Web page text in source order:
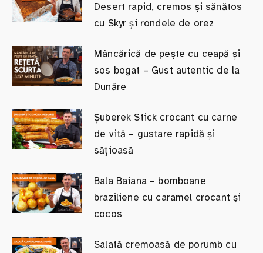
Desert rapid, cremos și sănătos
cu Skyr și rondele de orez
Mâncărică de pește cu ceapă și
sos bogat – Gust autentic de la
Dunăre
Șuberek Stick crocant cu carne
de vită – gustare rapidă și
sățioasă
Bala Baiana – bomboane
braziliene cu caramel crocant şi
cocos
Salată cremoasă de porumb cu